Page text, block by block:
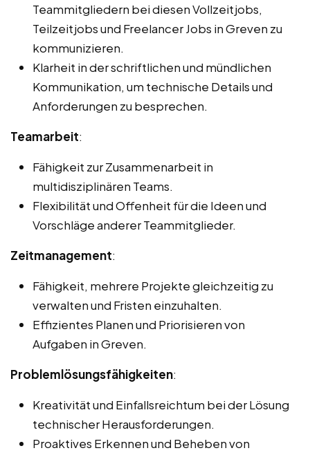
Teammitgliedern bei diesen Vollzeitjobs,
Teilzeitjobs und Freelancer Jobs in Greven zu
kommunizieren.
Klarheit in der schriftlichen und mündlichen
Kommunikation, um technische Details und
Anforderungen zu besprechen.
Teamarbeit:
Fähigkeit zur Zusammenarbeit in
multidisziplinären Teams.
Flexibilität und Offenheit für die Ideen und
Vorschläge anderer Teammitglieder.
Zeitmanagement:
Fähigkeit, mehrere Projekte gleichzeitig zu
verwalten und Fristen einzuhalten.
Effizientes Planen und Priorisieren von
Aufgaben in Greven.
Problemlösungsfähigkeiten:
Kreativität und Einfallsreichtum bei der Lösung
technischer Herausforderungen.
Proaktives Erkennen und Beheben von